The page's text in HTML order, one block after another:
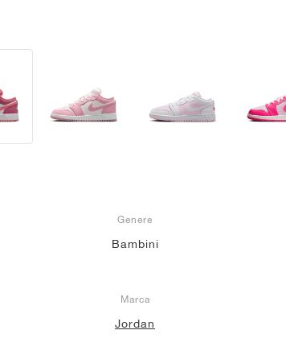
Genere
Bambini
Marca
Jordan